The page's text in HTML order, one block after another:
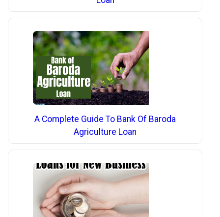
A Complete Guide To Bank Of Baroda
Agriculture Loan